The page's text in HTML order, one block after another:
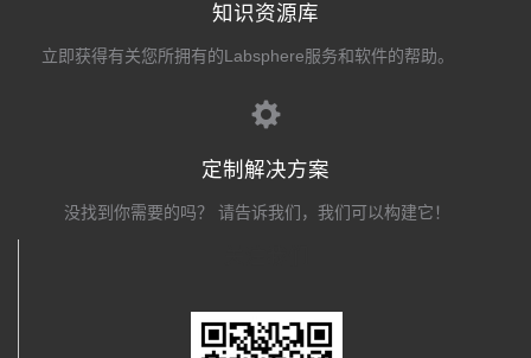
知识资源库
立即获得有关您所拥有的Labsphere服务和软件的帮助。
定制解决方案
没找到你需要的吗？ 请告诉我们，我们可以构建它！